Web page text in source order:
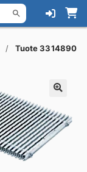
Tuote 3314890